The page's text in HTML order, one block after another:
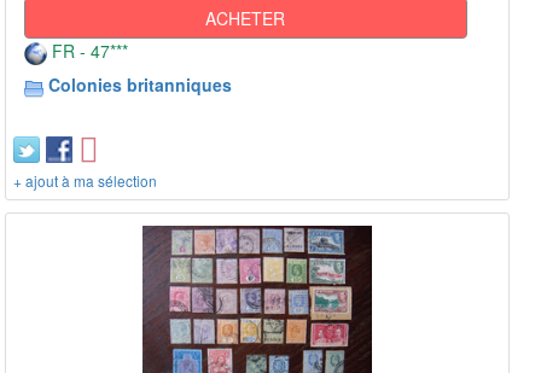
ACHETER
FR - 47***
Colonies britanniques
+ ajout à ma sélection